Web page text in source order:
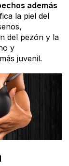
además
la piel del
del pezón y la
y
juvenil.